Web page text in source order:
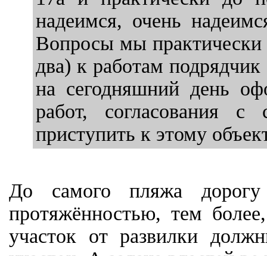
надеимся, очень
Вопросы мы практически
два) к работам
на сегодняшний день
работ, согласования
приступить к этому
До самого пляжа
протяжённостью, тем
участок от развилки